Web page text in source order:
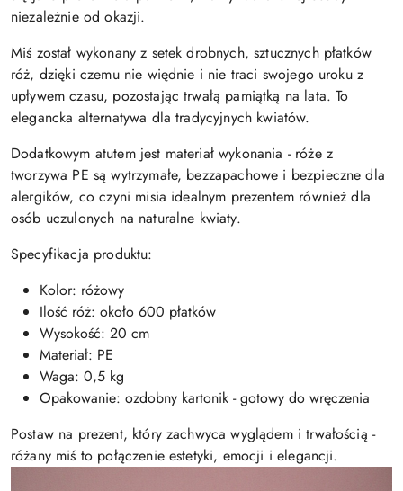
niezależnie od okazji.
Miś został wykonany z setek drobnych, sztucznych płatków
róż, dzięki czemu nie więdnie i nie traci swojego uroku z
upływem czasu, pozostając trwałą pamiątką na lata. To
elegancka alternatywa dla tradycyjnych kwiatów.
Dodatkowym atutem jest materiał wykonania - róże z
tworzywa PE są wytrzymałe, bezzapachowe i bezpieczne dla
alergików, co czyni misia idealnym prezentem również dla
osób uczulonych na naturalne kwiaty.
Specyfikacja produktu:
Kolor: różowy
Ilość róż: około 600 płatków
Wysokość: 20 cm
Materiał: PE
Waga: 0,5 kg
Opakowanie: ozdobny kartonik - gotowy do wręczenia
Postaw na prezent, który zachwyca wyglądem i trwałością -
różany miś to połączenie estetyki, emocji i elegancji.